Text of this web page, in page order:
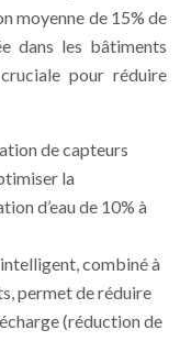
moyenne de 15% de
dans les bâtiments
pour réduire
de capteurs
la
d’eau de 10% à
combiné à
permet de réduire
(réduction de